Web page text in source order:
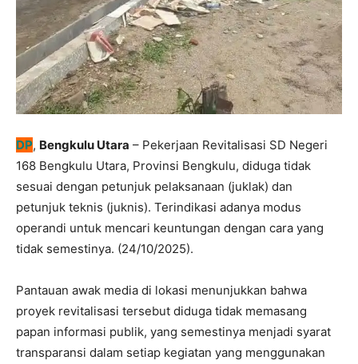
DP, Bengkulu Utara – Pekerjaan Revitalisasi SD Negeri
168 Bengkulu Utara, Provinsi Bengkulu, diduga tidak
sesuai dengan petunjuk pelaksanaan (juklak) dan
petunjuk teknis (juknis). Terindikasi adanya modus
operandi untuk mencari keuntungan dengan cara yang
tidak semestinya. (24/10/2025).
Pantauan awak media di lokasi menunjukkan bahwa
proyek revitalisasi tersebut diduga tidak memasang
papan informasi publik, yang semestinya menjadi syarat
transparansi dalam setiap kegiatan yang menggunakan